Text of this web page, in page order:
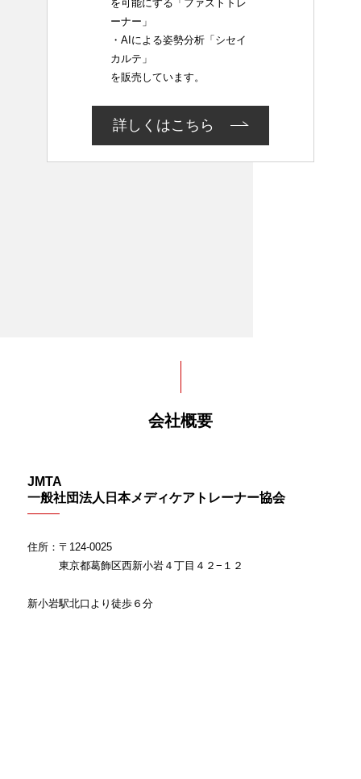
を可能にする「ファストトレ
ーナー」
・AIによる姿勢分析「シセイ
カルテ」
を販売しています。
詳しくはこちら
会社概要
JMTA
一般社団法人日本メディケアトレーナー協会
住所：〒124-0025
東京都葛飾区西新小岩４丁目４２−１２
新小岩駅北口より徒歩６分